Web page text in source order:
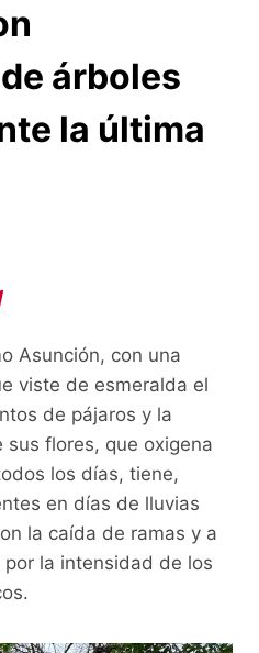
árboles
la última
e
gr
a
m
Asunción, con una
viste de esmeralda el
de pájaros y la
flores, que oxigena
los días, tiene,
en días de lluvias
la caída de ramas y a
la intensidad de los